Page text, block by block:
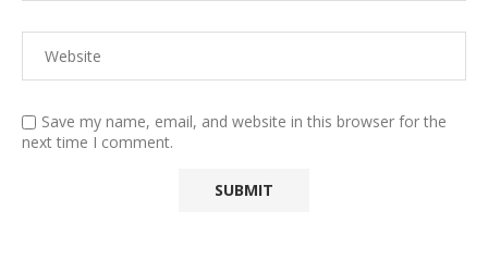
Save my name, email, and website in this browser for the
next time I comment.